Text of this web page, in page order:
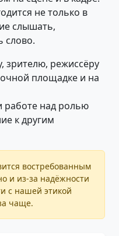
не только в
слышать,
слово.
зрителю, режиссёру
площадке и на
работе над ролью
к другим
востребованным
и из-за надёжности
с нашей этикой
чаще.